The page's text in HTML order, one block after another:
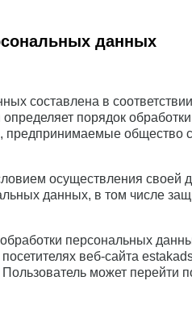
данных
составлена в
порядок
общество
осуществления своей
данных, в том числе
персональных
веб-сайта
Пользователь может